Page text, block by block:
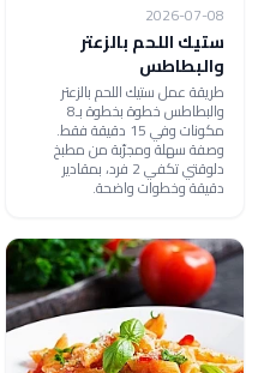
2026-07-08
ستيك اللحم بالزعتر
والبطاطس
طريقة عمل ستيك اللحم بالزعتر
والبطاطس خطوة بخطوة بـ8
مكونات وفي 15 دقيقة فقط.
وصفة سهلة ومجرّبة من مطبخ
دلوقتي تكفي 2 فرد، بمقادير
دقيقة وخطوات واضحة.